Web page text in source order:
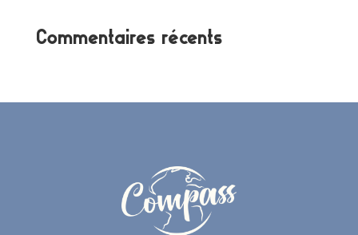
Commentaires récents